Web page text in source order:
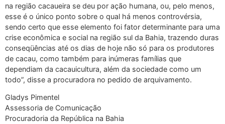
na região cacaueira se deu por ação humana, ou, pelo menos,
esse é o único ponto sobre o qual há menos controvérsia,
sendo certo que esse elemento foi fator determinante para uma
crise econômica e social na região sul da Bahia, trazendo duras
conseqüências até os dias de hoje não só para os produtores
de cacau, como também para inúmeras famílias que
dependiam da cacauicultura, além da sociedade como um
todo”, disse a procuradora no pedido de arquivamento.
Gladys Pimentel
Assessoria de Comunicação
Procuradoria da República na Bahia